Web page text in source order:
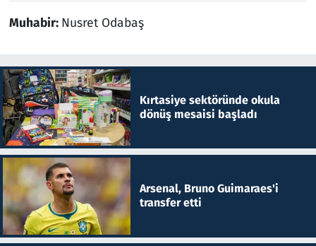
Muhabir: Nusret Odabaş
Kırtasiye sektöründe okula
dönüş mesaisi başladı
Arsenal, Bruno Guimaraes'i
transfer etti